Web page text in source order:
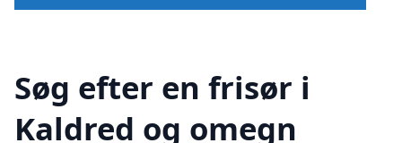
Søg efter en frisør i
Kaldred og omegn